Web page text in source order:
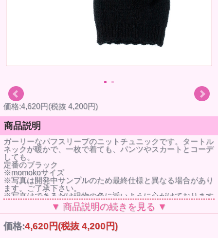
価格:4,620円(税抜 4,200円)
商品説明
ガーリーなパフスリーブのニットチュニックです。タートル
ネックが暖かで、一枚で着ても、パンツやスカートとコーデ
しても。
定番のブラック
※momokoサイズ
※写真は開発中サンプルのため最終仕様と異なる場合があり
ます。ご了承下さい。
※写真はできるだけ現物の色に近いように心がけております
が、ディスプレイの差などにより若干現物と違う色に見える
こともあります。
※衣装・小物等の色が、人形本体に色移りする場合がありま
す。ご注意下さい。
▼ 商品説明の続きを見る ▼
価格:4,620円(税抜 4,200円)